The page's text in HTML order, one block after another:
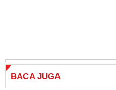
BACA JUGA